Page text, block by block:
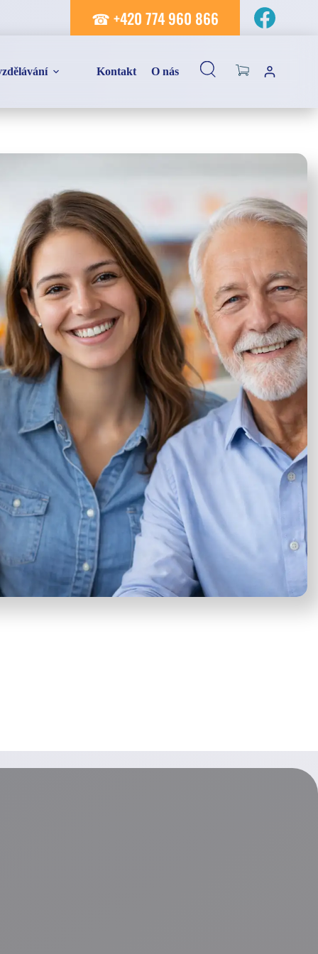
☎ +420 774 960 866
Kontakt O nás
Shopping